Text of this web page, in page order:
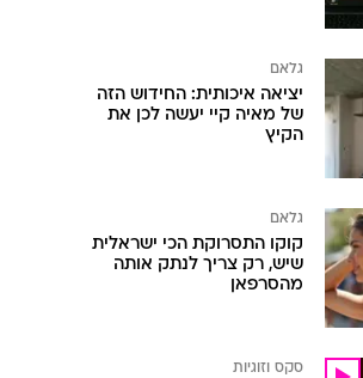
גלאם
יציאה איכותית: החידוש הזה
של מאיה קיי יעשה לכן את
הקיץ
גלאם
קוקו התסרוקת הכי ישראלית
שיש, רק צריך לנתק אותה
מהסרפאן
סקס וזוגיות